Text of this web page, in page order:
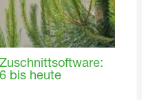
bis heute